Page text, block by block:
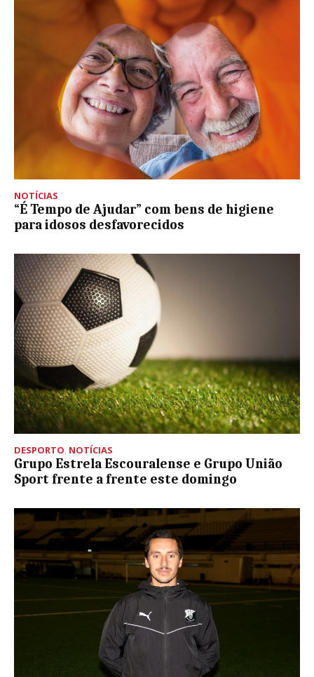
NOTÍCIAS
“É Tempo de Ajudar” com bens de higiene
para idosos desfavorecidos
DESPORTO NOTÍCIAS
Grupo Estrela Escouralense e Grupo União
Sport frente a frente este domingo